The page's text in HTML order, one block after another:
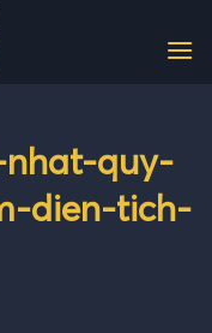
quy-
dien-tich-